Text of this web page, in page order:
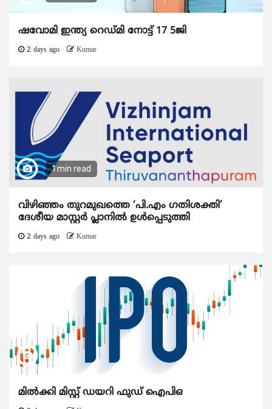
ഷവോമി ഇന്ത്യ റെഡ്മി നോട്ട് 17 5ജി
2 days ago Kumar
1 min read
വിഴിഞ്ഞം തുറമുഖത്തെ ‘പി.എം ഗതിശക്തി’
ദേശീയ മാസ്റ്റർ പ്ലാനിൽ ഉൾപ്പെടുത്തി
2 days ago Kumar
മിൽക്കി മിസ്റ്റ് ഡയറി ഫുഡ് ഐപിഒ